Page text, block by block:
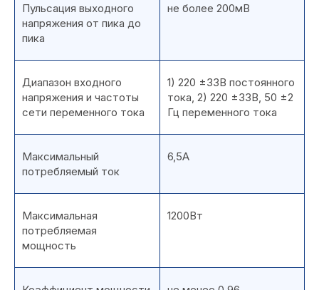
Пульсация выходного
напряжения от пика до
пика
не более 200мВ
Диапазон входного
напряжения и частоты
сети переменного тока
1) 220 ±33В постоянного
тока, 2) 220 ±33В, 50 ±2
Гц переменного тока
Максимальный
потребляемый ток
6,5А
Максимальная
потребляемая
мощность
1200Вт